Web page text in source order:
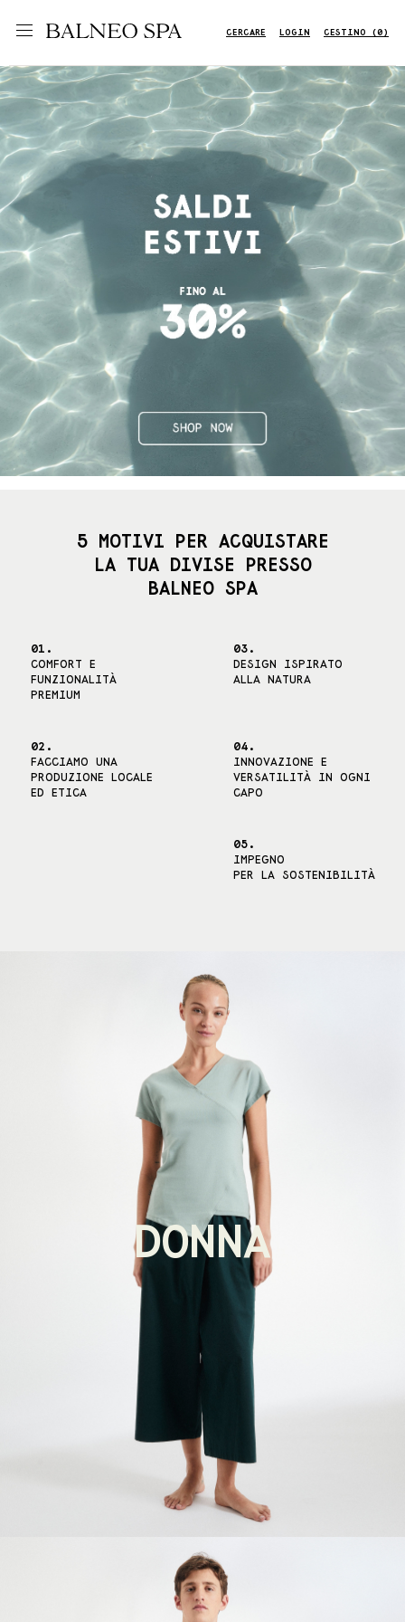
CERCARE LOGIN CESTINO (0)
Next
5 MOTIVI PER ACQUISTARE
LA TUA DIVISE PRESSO
BALNEO SPA
01.
COMFORT E
FUNZIONALITÀ
PREMIUM
02.
FACCIAMO UNA
PRODUZIONE LOCALE
ED ETICA
03.
DESIGN ISPIRATO
ALLA NATURA
04.
INNOVAZIONE E
VERSATILITÀ IN OGNI
CAPO
05.
IMPEGNO
PER LA SOSTENIBILITÀ
DONNA